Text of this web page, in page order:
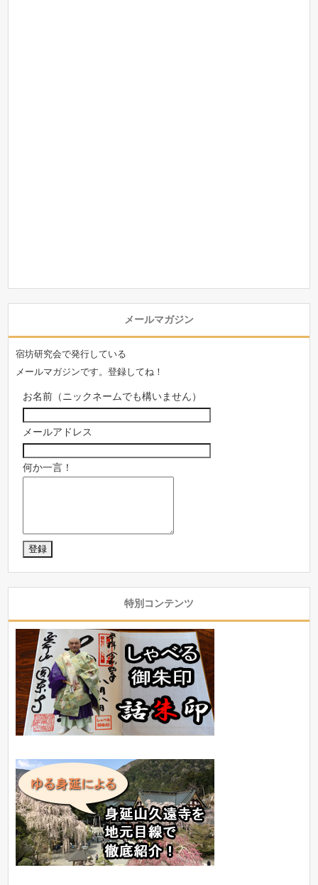
メールマガジン
宿坊研究会で発行している
メールマガジンです。登録してね！
お名前（ニックネームでも構いません）
メールアドレス
何か一言！
特別コンテンツ